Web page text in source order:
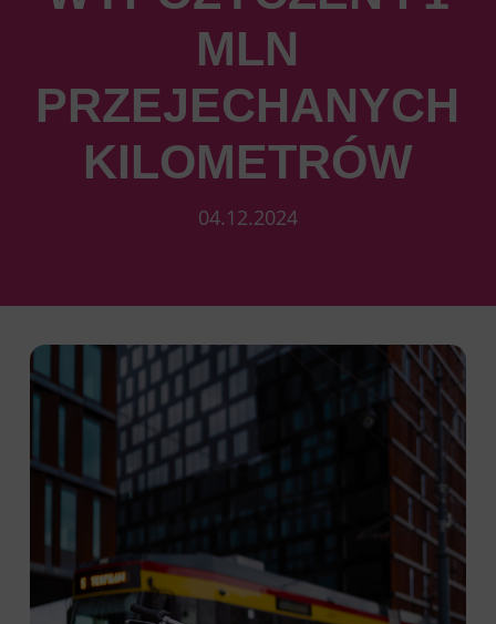
MLN
PRZEJECHANYCH
KILOMETRÓW
04.12.2024